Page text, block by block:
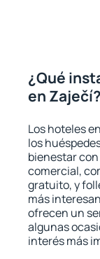
¿Qué
en Zaječí?
Los hoteles
los
bienestar
comercial,
gratuito, y
más
ofrecen un
algunas
interés más